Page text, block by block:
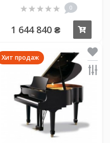
0
1 644 840 ₴
Хит продаж